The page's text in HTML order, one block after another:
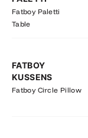
Fatboy Paletti
Table
FATBOY
KUSSENS
Fatboy Circle Pillow